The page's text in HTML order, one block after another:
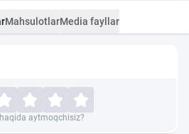
MahsulotlarMedia fayllar
aytmoqchisiz?